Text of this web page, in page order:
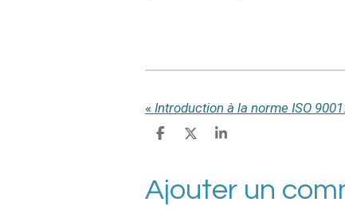
« Introduction à la norme ISO
P
a
P
a
P
a
Ajouter un